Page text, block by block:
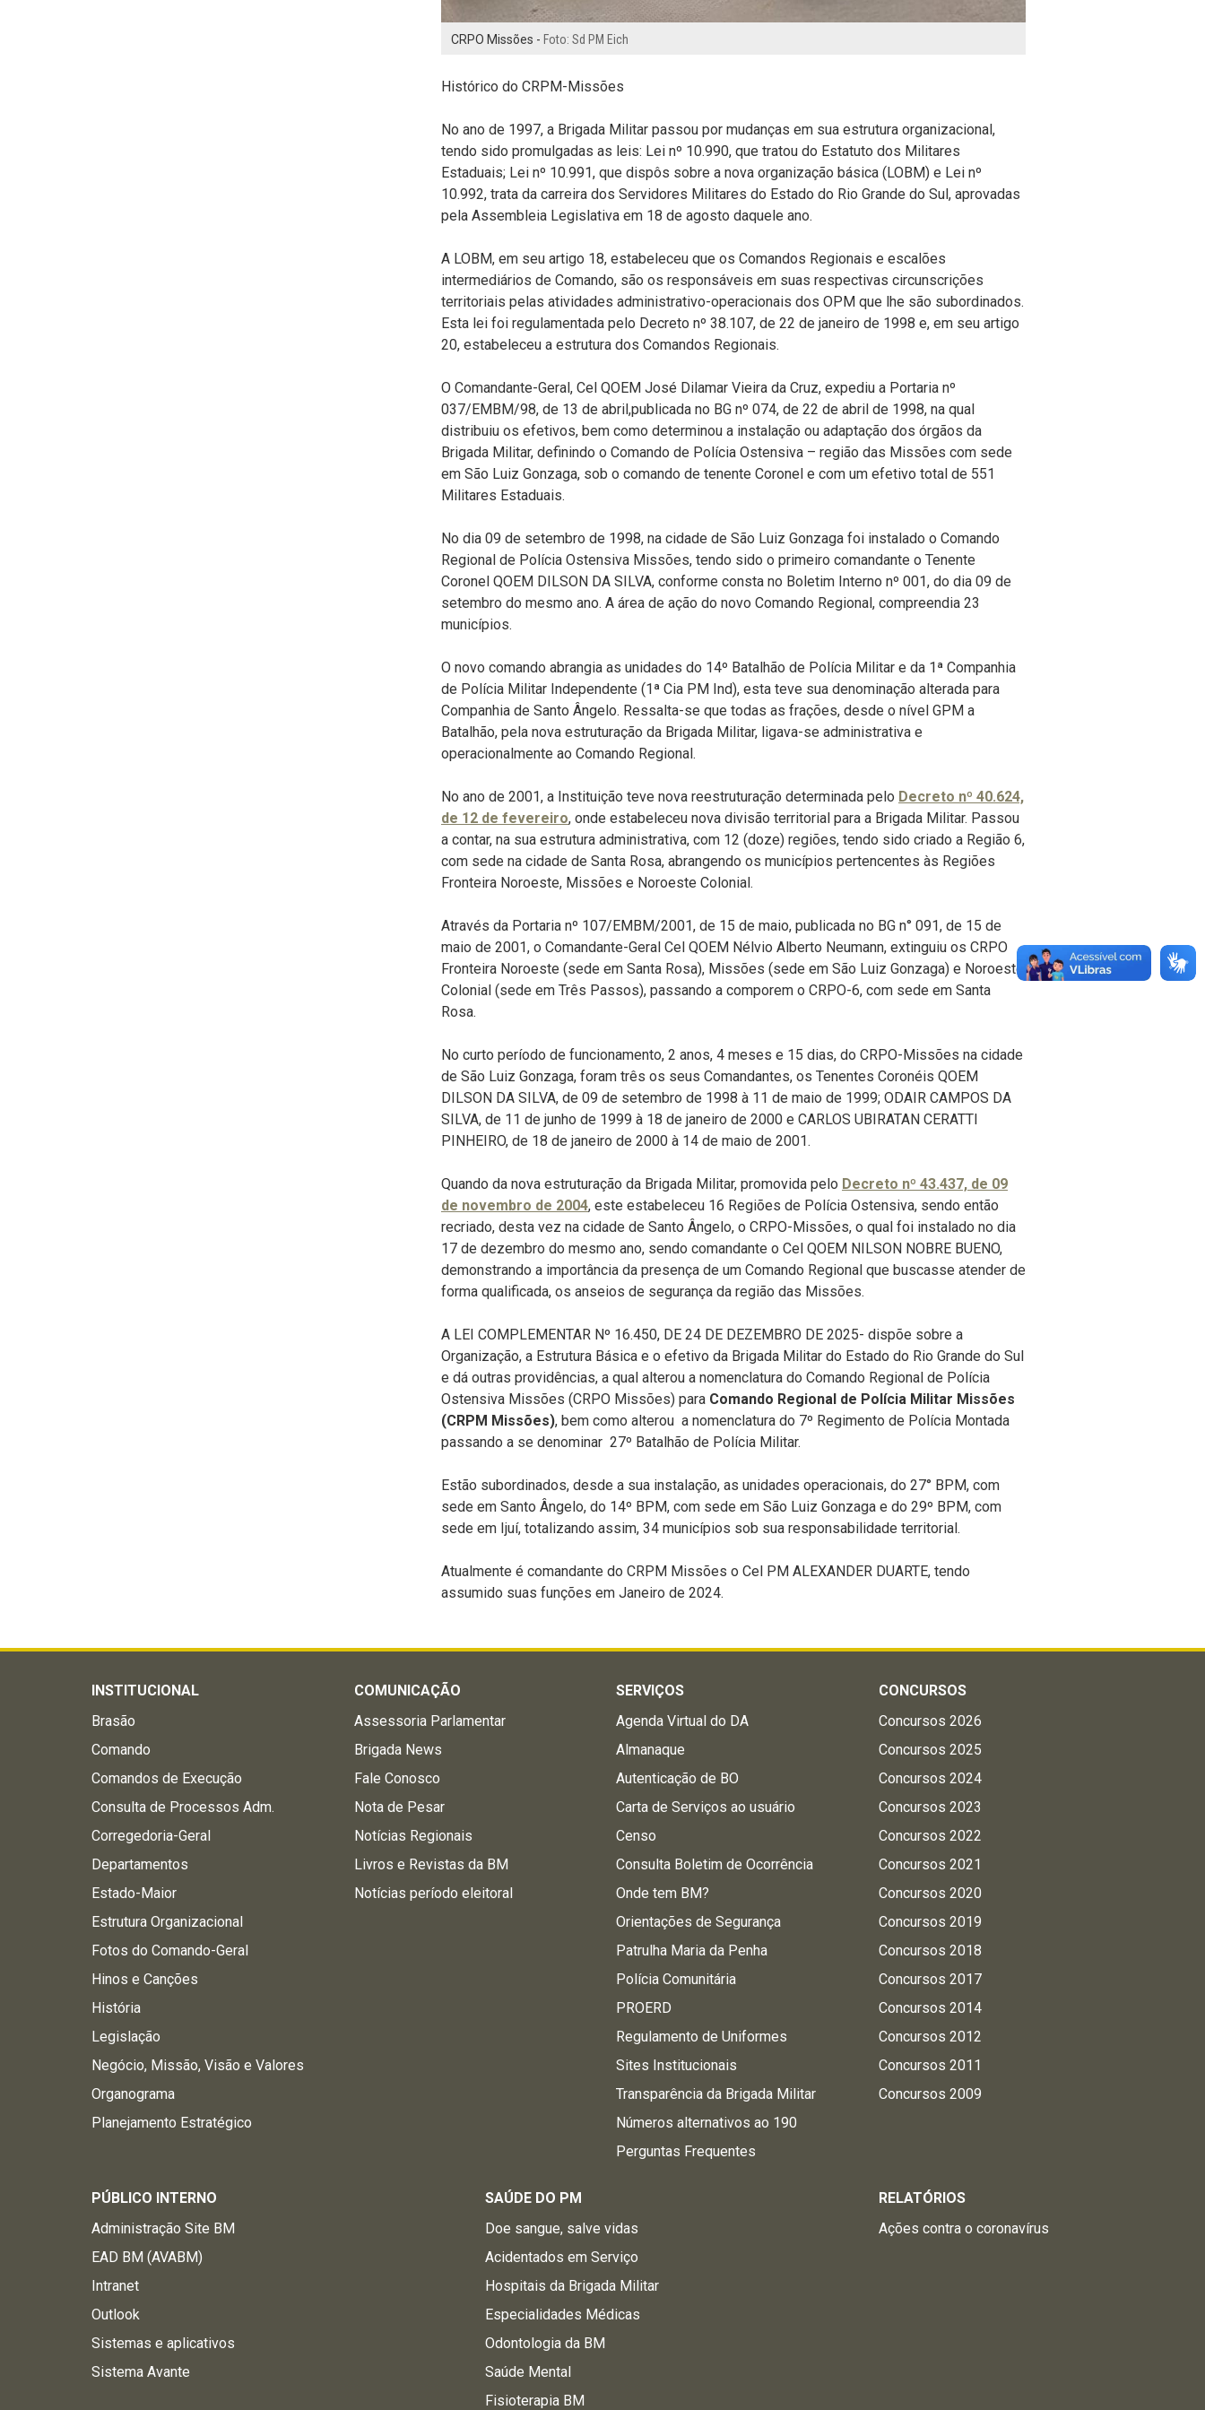
CRPO Missões - Foto: Sd PM Eich
Histórico do CRPM-Missões
No ano de 1997, a Brigada Militar passou por mudanças em sua estrutura organizacional,
tendo sido promulgadas as leis: Lei nº 10.990, que tratou do Estatuto dos Militares
Estaduais; Lei nº 10.991, que dispôs sobre a nova organização básica (LOBM) e Lei nº
10.992, trata da carreira dos Servidores Militares do Estado do Rio Grande do Sul, aprovadas
pela Assembleia Legislativa em 18 de agosto daquele ano.
A LOBM, em seu artigo 18, estabeleceu que os Comandos Regionais e escalões
intermediários de Comando, são os responsáveis em suas respectivas circunscrições
territoriais pelas atividades administrativo-operacionais dos OPM que lhe são subordinados.
Esta lei foi regulamentada pelo Decreto nº 38.107, de 22 de janeiro de 1998 e, em seu artigo
20, estabeleceu a estrutura dos Comandos Regionais.
O Comandante-Geral, Cel QOEM José Dilamar Vieira da Cruz, expediu a Portaria nº
037/EMBM/98, de 13 de abril,publicada no BG nº 074, de 22 de abril de 1998, na qual
distribuiu os efetivos, bem como determinou a instalação ou adaptação dos órgãos da
Brigada Militar, definindo o Comando de Polícia Ostensiva – região das Missões com sede
em São Luiz Gonzaga, sob o comando de tenente Coronel e com um efetivo total de 551
Militares Estaduais.
No dia 09 de setembro de 1998, na cidade de São Luiz Gonzaga foi instalado o Comando
Regional de Polícia Ostensiva Missões, tendo sido o primeiro comandante o Tenente
Coronel QOEM DILSON DA SILVA, conforme consta no Boletim Interno nº 001, do dia 09 de
setembro do mesmo ano. A área de ação do novo Comando Regional, compreendia 23
municípios.
O novo comando abrangia as unidades do 14º Batalhão de Polícia Militar e da 1ª Companhia
de Polícia Militar Independente (1ª Cia PM Ind), esta teve sua denominação alterada para
Companhia de Santo Ângelo. Ressalta-se que todas as frações, desde o nível GPM a
Batalhão, pela nova estruturação da Brigada Militar, ligava-se administrativa e
operacionalmente ao Comando Regional.
No ano de 2001, a Instituição teve nova reestruturação determinada pelo Decreto nº 40.624,
de 12 de fevereiro, onde estabeleceu nova divisão territorial para a Brigada Militar. Passou
a contar, na sua estrutura administrativa, com 12 (doze) regiões, tendo sido criado a Região 6,
com sede na cidade de Santa Rosa, abrangendo os municípios pertencentes às Regiões
Fronteira Noroeste, Missões e Noroeste Colonial.
Através da Portaria nº 107/EMBM/2001, de 15 de maio, publicada no BG n° 091, de 15 de
maio de 2001, o Comandante-Geral Cel QOEM Nélvio Alberto Neumann, extinguiu os CRPO
Fronteira Noroeste (sede em Santa Rosa), Missões (sede em São Luiz Gonzaga) e Noroeste
Colonial (sede em Três Passos), passando a comporem o CRPO-6, com sede em Santa
Rosa.
No curto período de funcionamento, 2 anos, 4 meses e 15 dias, do CRPO-Missões na cidade
de São Luiz Gonzaga, foram três os seus Comandantes, os Tenentes Coronéis QOEM
DILSON DA SILVA, de 09 de setembro de 1998 à 11 de maio de 1999; ODAIR CAMPOS DA
SILVA, de 11 de junho de 1999 à 18 de janeiro de 2000 e CARLOS UBIRATAN CERATTI
PINHEIRO, de 18 de janeiro de 2000 à 14 de maio de 2001.
Quando da nova estruturação da Brigada Militar, promovida pelo Decreto nº 43.437, de 09
de novembro de 2004, este estabeleceu 16 Regiões de Polícia Ostensiva, sendo então
recriado, desta vez na cidade de Santo Ângelo, o CRPO-Missões, o qual foi instalado no dia
17 de dezembro do mesmo ano, sendo comandante o Cel QOEM NILSON NOBRE BUENO,
demonstrando a importância da presença de um Comando Regional que buscasse atender de
forma qualificada, os anseios de segurança da região das Missões.
A LEI COMPLEMENTAR Nº 16.450, DE 24 DE DEZEMBRO DE 2025- dispõe sobre a
Organização, a Estrutura Básica e o efetivo da Brigada Militar do Estado do Rio Grande do Sul
e dá outras providências, a qual alterou a nomenclatura do Comando Regional de Polícia
Ostensiva Missões (CRPO Missões) para Comando Regional de Polícia Militar Missões
(CRPM Missões), bem como alterou a nomenclatura do 7º Regimento de Polícia Montada
passando a se denominar 27º Batalhão de Polícia Militar.
Estão subordinados, desde a sua instalação, as unidades operacionais, do 27° BPM, com
sede em Santo Ângelo, do 14º BPM, com sede em São Luiz Gonzaga e do 29º BPM, com
sede em Ijuí, totalizando assim, 34 municípios sob sua responsabilidade territorial.
Atualmente é comandante do CRPM Missões o Cel PM ALEXANDER DUARTE, tendo
assumido suas funções em Janeiro de 2024.
INSTITUCIONAL
Brasão
Comando
Comandos de Execução
Consulta de Processos Adm.
Corregedoria-Geral
Departamentos
Estado-Maior
Estrutura Organizacional
Fotos do Comando-Geral
Hinos e Canções
História
Legislação
Negócio, Missão, Visão e Valores
Organograma
Planejamento Estratégico
COMUNICAÇÃO
Assessoria Parlamentar
Brigada News
Fale Conosco
Nota de Pesar
Notícias Regionais
Livros e Revistas da BM
Notícias período eleitoral
SERVIÇOS
Agenda Virtual do DA
Almanaque
Autenticação de BO
Carta de Serviços ao usuário
Censo
Consulta Boletim de Ocorrência
Onde tem BM?
Orientações de Segurança
Patrulha Maria da Penha
Polícia Comunitária
PROERD
Regulamento de Uniformes
Sites Institucionais
Transparência da Brigada Militar
Números alternativos ao 190
Perguntas Frequentes
CONCURSOS
Concursos 2026
Concursos 2025
Concursos 2024
Concursos 2023
Concursos 2022
Concursos 2021
Concursos 2020
Concursos 2019
Concursos 2018
Concursos 2017
Concursos 2014
Concursos 2012
Concursos 2011
Concursos 2009
PÚBLICO INTERNO
Administração Site BM
EAD BM (AVABM)
Intranet
Outlook
Sistemas e aplicativos
Sistema Avante
SAÚDE DO PM
Doe sangue, salve vidas
Acidentados em Serviço
Hospitais da Brigada Militar
Especialidades Médicas
Odontologia da BM
Saúde Mental
Fisioterapia BM
RELATÓRIOS
Ações contra o coronavírus